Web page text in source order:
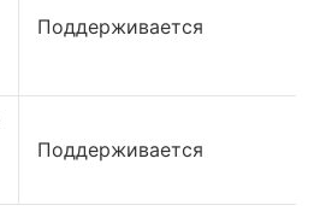
Поддерживается
Поддерживается